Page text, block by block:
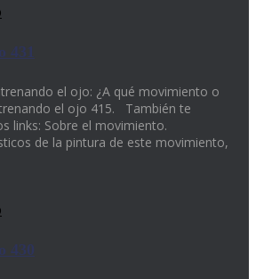
431
el ojo: ¿A qué movimiento o
el ojo 415. También te
links: Sobre el movimiento.
de la pintura de este movimiento,
430